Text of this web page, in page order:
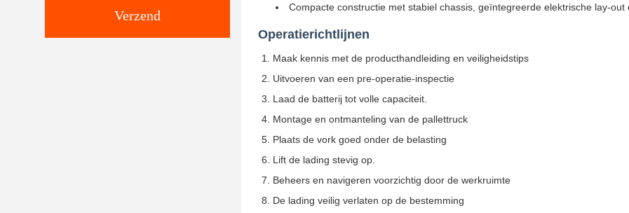
Verzend
Compacte constructie met stabiel chassis, geïntegreerde elektrische lay-
Operatierichtlijnen
Maak kennis met de producthandleiding en veiligheidstips
Uitvoeren van een pre-operatie-inspectie
Laad de batterij tot volle capaciteit.
Montage en ontmanteling van de pallettruck
Plaats de vork goed onder de belasting
Lift de lading stevig op.
Beheers en navigeren voorzichtig door de werkruimte
De lading veilig verlaten op de bestemming